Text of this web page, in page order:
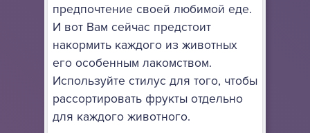
предпочтение своей любимой еде.
И вот Вам сейчас предстоит
накормить каждого из животных
его особенным лакомством.
Используйте стилус для того, чтобы
рассортировать фрукты отдельно
для каждого животного.